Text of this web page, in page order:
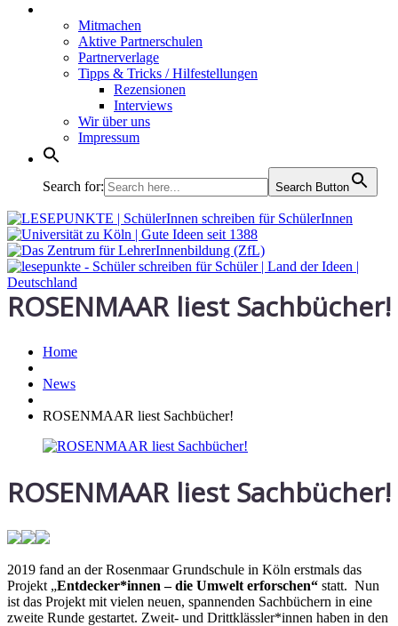
Mitmachen
Aktive Partnerschulen
Partnerverlage
Tipps & Tricks / Hilfestellungen
Rezensionen
Interviews
Wir über uns
Impressum
Search for: Search Button
ROSENMAAR liest Sachbücher!
Home
News
ROSENMAAR liest Sachbücher!
ROSENMAAR liest Sachbücher!
2019 fand an der Rosenmaar Grundschule in Köln erstmals das
Projekt „Entdecker*innen – die Umwelt erforschen“ statt. Nun
ist das Projekt mit vielen neuen, spannenden Sachbüchern in eine
zweite Runde gestartet. Zweit- und Drittklässler*innen haben in den